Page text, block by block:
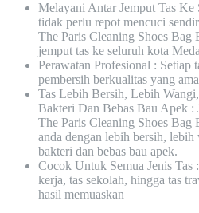
Melayani Antar Jemput Tas
tidak perlu repot mencuci
The Paris Cleaning Shoes Bag
jemput tas ke seluruh kota
Perawatan Profesional : Setiap
pembersih berkualitas yang
Tas Lebih Bersih, Lebih
Bakteri Dan Bebas Bau Apek :
The Paris Cleaning Shoes Bag
anda dengan lebih bersih,
bakteri dan bebas bau apek.
Cocok Untuk Semua Jenis Tas
kerja, tas sekolah, hingga tas
hasil memuaskan